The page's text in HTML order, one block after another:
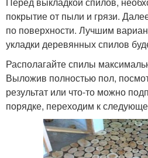
покрытие от пыли и грязи.
по поверхности. Лучшим
укладки деревянных спилов
Располагайте спилы
Выложив полностью пол,
результат или что-то можно
порядке, переходим к